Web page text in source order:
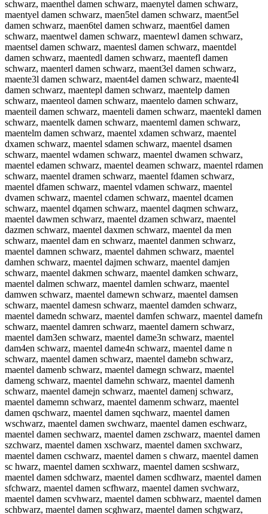
schwarz, maenthel damen schwarz, maenytel damen schwarz,
maentyel damen schwarz, maen5tel damen schwarz, maent5el
damen schwarz, maen6tel damen schwarz, maent6el damen
schwarz, maentwel damen schwarz, maentewl damen schwarz,
maentsel damen schwarz, maentesl damen schwarz, maentdel
damen schwarz, maentedl damen schwarz, maentefl damen
schwarz, maenterl damen schwarz, maent3el damen schwarz,
maente3l damen schwarz, maent4el damen schwarz, maente4l
damen schwarz, maentepl damen schwarz, maentelp damen
schwarz, maenteol damen schwarz, maentelo damen schwarz,
maenteil damen schwarz, maenteli damen schwarz, maentekl damen
schwarz, maentelk damen schwarz, maenteml damen schwarz,
maentelm damen schwarz, maentel xdamen schwarz, maentel
dxamen schwarz, maentel sdamen schwarz, maentel dsamen
schwarz, maentel wdamen schwarz, maentel dwamen schwarz,
maentel edamen schwarz, maentel deamen schwarz, maentel rdamen
schwarz, maentel dramen schwarz, maentel fdamen schwarz,
maentel dfamen schwarz, maentel vdamen schwarz, maentel
dvamen schwarz, maentel cdamen schwarz, maentel dcamen
schwarz, maentel dqamen schwarz, maentel daqmen schwarz,
maentel dawmen schwarz, maentel dzamen schwarz, maentel
dazmen schwarz, maentel daxmen schwarz, maentel da men
schwarz, maentel dam en schwarz, maentel danmen schwarz,
maentel damnen schwarz, maentel dahmen schwarz, maentel
damhen schwarz, maentel dajmen schwarz, maentel damjen
schwarz, maentel dakmen schwarz, maentel damken schwarz,
maentel dalmen schwarz, maentel damlen schwarz, maentel
damwen schwarz, maentel damewn schwarz, maentel damsen
schwarz, maentel damesn schwarz, maentel damden schwarz,
maentel damedn schwarz, maentel damfen schwarz, maentel damefn
schwarz, maentel damren schwarz, maentel damern schwarz,
maentel dam3en schwarz, maentel dame3n schwarz, maentel
dam4en schwarz, maentel dame4n schwarz, maentel dame n
schwarz, maentel damen schwarz, maentel damebn schwarz,
maentel damenb schwarz, maentel damegn schwarz, maentel
dameng schwarz, maentel damehn schwarz, maentel damenh
schwarz, maentel damejn schwarz, maentel damenj schwarz,
maentel damemn schwarz, maentel damenm schwarz, maentel
damen qschwarz, maentel damen sqchwarz, maentel damen
wschwarz, maentel damen swchwarz, maentel damen eschwarz,
maentel damen sechwarz, maentel damen zschwarz, maentel damen
szchwarz, maentel damen xschwarz, maentel damen sxchwarz,
maentel damen cschwarz, maentel damen s chwarz, maentel damen
sc hwarz, maentel damen scxhwarz, maentel damen scshwarz,
maentel damen sdchwarz, maentel damen scdhwarz, maentel damen
sfchwarz, maentel damen scfhwarz, maentel damen svchwarz,
maentel damen scvhwarz, maentel damen scbhwarz, maentel damen
schbwarz, maentel damen scghwarz, maentel damen schgwarz,